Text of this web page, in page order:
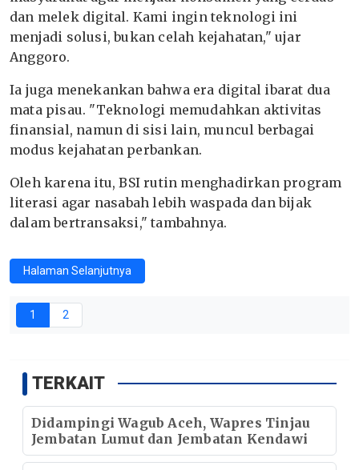
dan melek digital. Kami ingin teknologi ini
menjadi solusi, bukan celah kejahatan," ujar
Anggoro.
Ia juga menekankan bahwa era digital ibarat dua
mata pisau. "Teknologi memudahkan aktivitas
finansial, namun di sisi lain, muncul berbagai
modus kejahatan perbankan.
Oleh karena itu, BSI rutin menghadirkan program
literasi agar nasabah lebih waspada dan bijak
dalam bertransaksi," tambahnya.
Halaman Selanjutnya
1 2
TERKAIT
Didampingi Wagub Aceh, Wapres Tinjau
Jembatan Lumut dan Jembatan Kendawi